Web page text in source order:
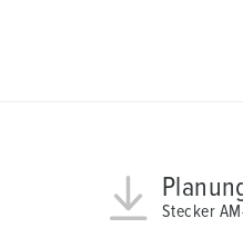
Stecker